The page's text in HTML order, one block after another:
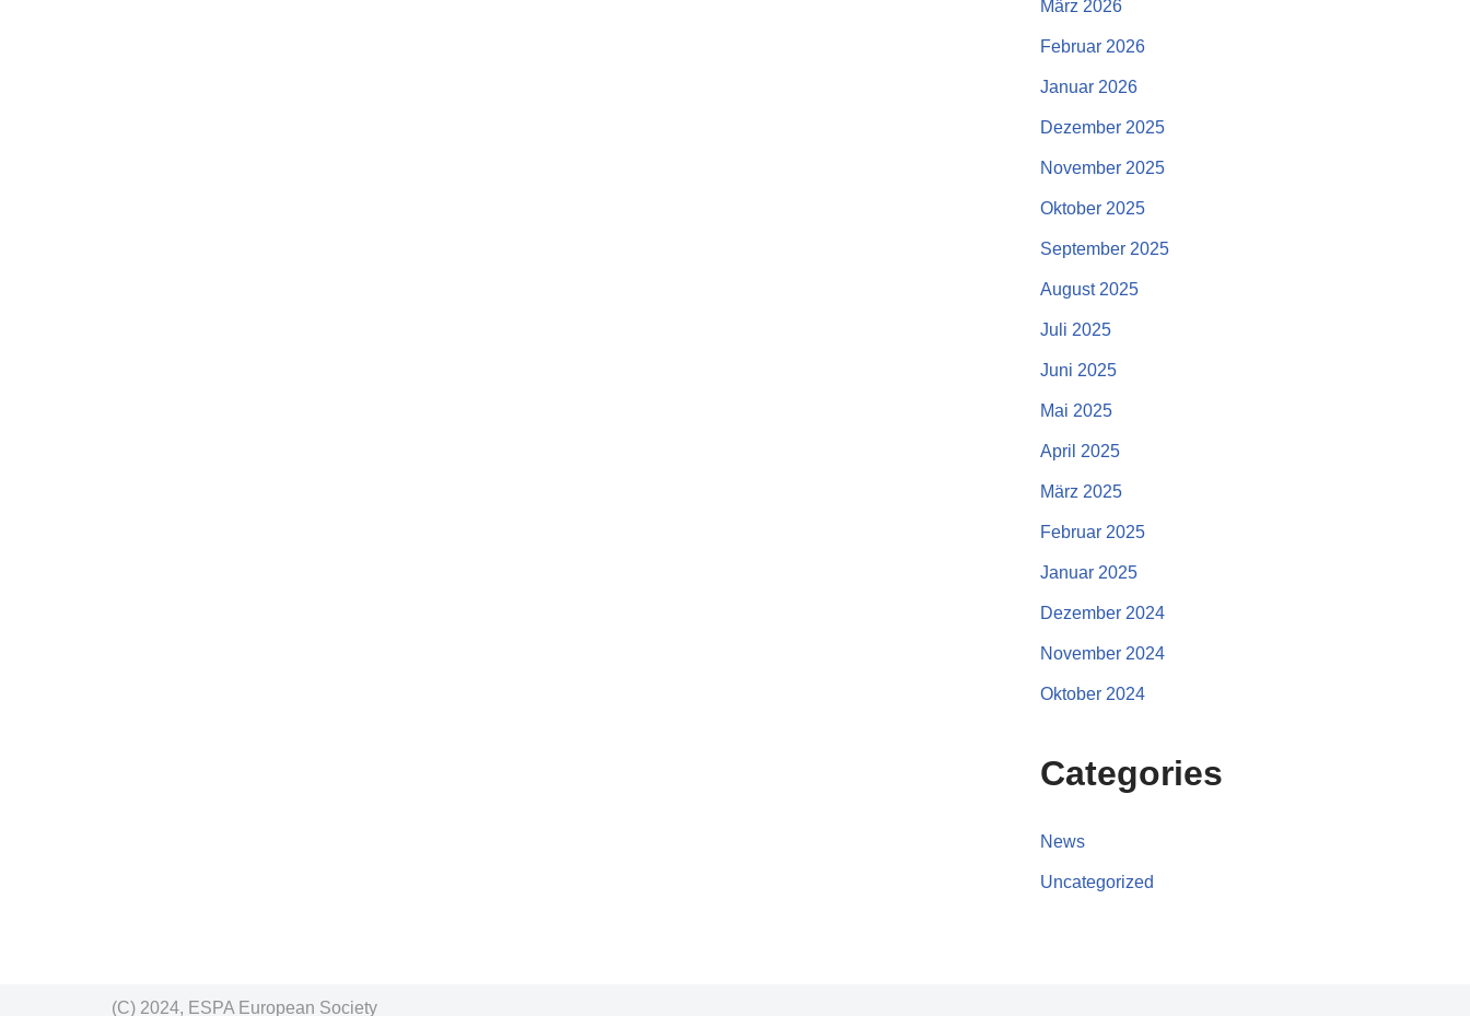
März 2026
Februar 2026
Januar 2026
Dezember 2025
November 2025
Oktober 2025
September 2025
August 2025
Juli 2025
Juni 2025
Mai 2025
April 2025
März 2025
Februar 2025
Januar 2025
Dezember 2024
November 2024
Oktober 2024
Categories
News
Uncategorized
(C) 2024, ESPA European Society